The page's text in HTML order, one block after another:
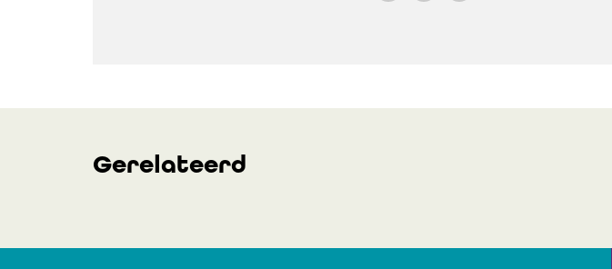
Gerelateerd